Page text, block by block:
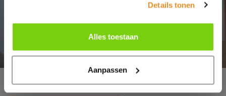
Details tonen
Alles toestaan
Aanpassen